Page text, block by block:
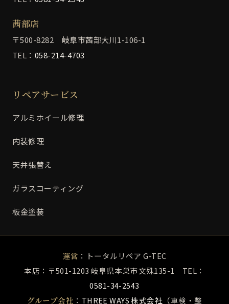
茜部店
〒500-8282 岐阜市茜部大川1-106-1
TEL： 058-214-4703
リペアサービス
アルミホイール修理
内装修理
天井張替え
ガラスコーティング
板金塗装
運営 ：トータルリペア G-TEC
本店：〒501-1203 岐阜県本巣市文殊135-1 TEL：
0581-34-2543
グループ会社 ： THREE WAYS 株式会社 （車検・整